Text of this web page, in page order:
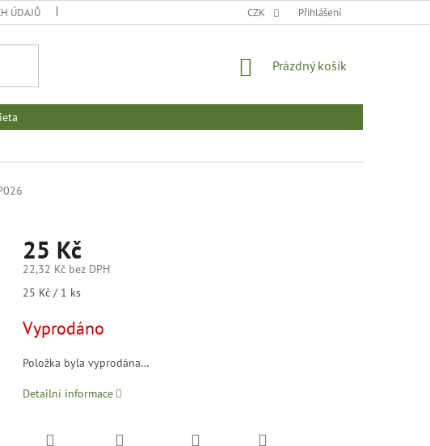
ÚDAJŮ CZK Přihlášení
NÁKUPNÍ
Prázdný košík
25 Kč
22,32 Kč bez DPH
Měrná
25 Kč / 1 ks
Vyprodáno
Položka byla vyprodána…
Detailní informace